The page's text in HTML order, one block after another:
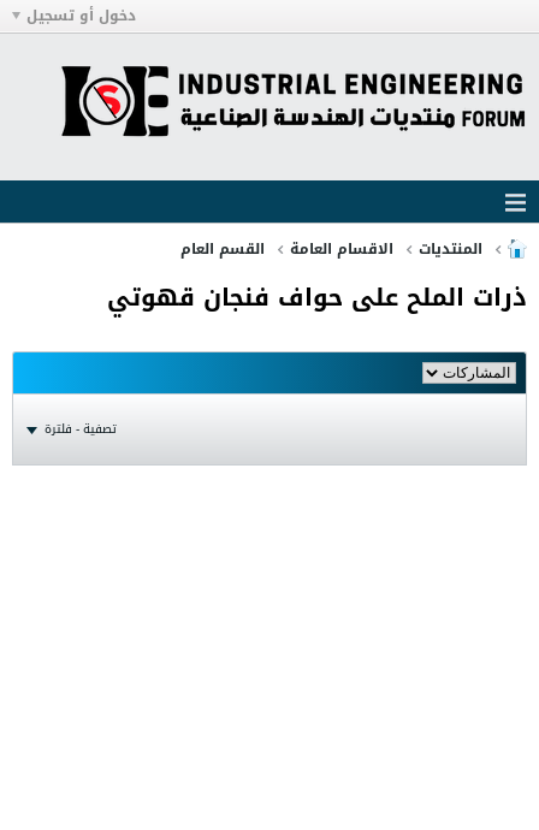
دخول أو تسجيل
المنتديات الاقسام العامة القسم العام
ذرات الملح على حواف فنجان قهوتي
تصفية - فلترة